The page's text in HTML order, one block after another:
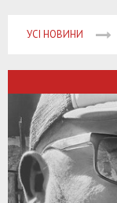
УСІ НОВИНИ